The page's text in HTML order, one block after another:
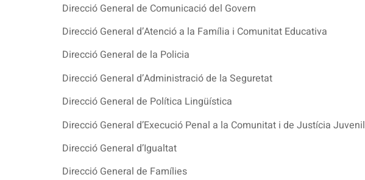
Direcció General de Comunicació del Govern
Direcció General d’Atenció a la Família i Comunitat Educativa
Direcció General de la Policia
Direcció General d’Administració de la Seguretat
Direcció General de Política Lingüística
Direcció General d’Execució Penal a la Comunitat i de Justícia Juvenil
Direcció General d’Igualtat
Direcció General de Famílies